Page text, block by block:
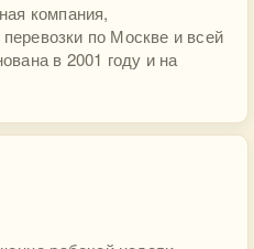
компания,
по Москве и всей
в 2001 году и на